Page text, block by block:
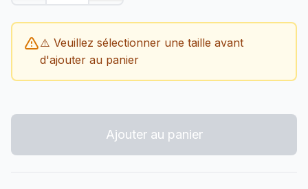
⚠️ Veuillez sélectionner une taille avant
d'ajouter au panier
Ajouter au panier